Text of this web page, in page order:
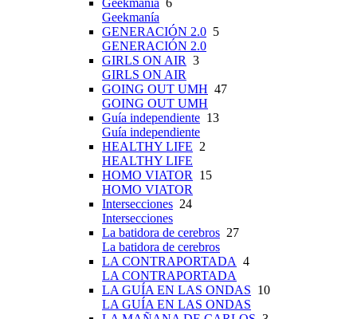
Geekmanía 6
Geekmanía
GENERACIÓN 2.0 5
GENERACIÓN 2.0
GIRLS ON AIR 3
GIRLS ON AIR
GOING OUT UMH 47
GOING OUT UMH
Guía independiente 13
Guía independiente
HEALTHY LIFE 2
HEALTHY LIFE
HOMO VIATOR
15
HOMO VIATOR
Intersecciones 24
Intersecciones
La batidora de cerebros 27
La batidora de cerebros
LA CONTRAPORTADA 4
LA CONTRAPORTADA
LA GUÍA EN LAS ONDAS 10
LA GUÍA EN LAS ONDAS